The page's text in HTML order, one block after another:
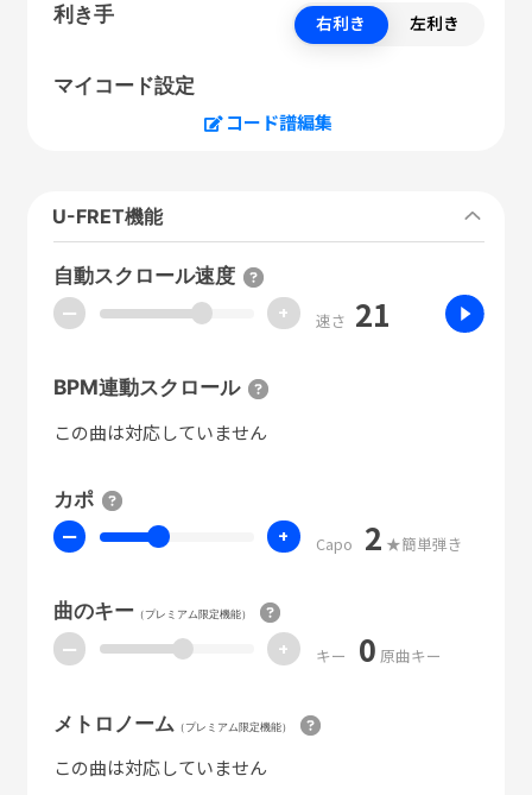
利き手 右利き 左利き
マイコード設定
コード譜編集
U-FRET機能
自動スクロール速度
ー + 速さ 21
BPM連動スクロール
この曲は対応していません
カポ
ー + Capo 2 ★簡単弾き
曲のキー（プレミアム限定機能）
ー + キー 0 原曲キー
メトロノーム （プレミアム限定機能）
この曲は対応していません